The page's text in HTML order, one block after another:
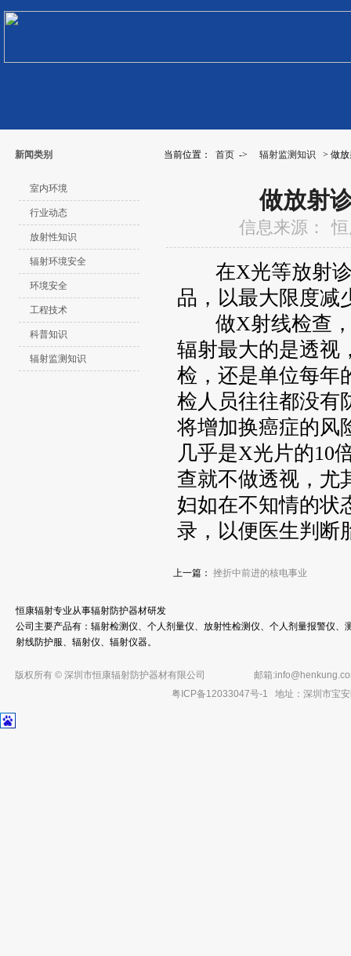
新闻类别 当前位置： 首页 -> 辐射监测知识 > 做
室内环境
行业动态
放射性知识
辐射环境安全
环境安全
工程技术
科普知识
辐射监测知识
做放射
信息来源：
在X光等放射诊
品，以最大限度减
做X射线检查，
辐射最大的是透视
检，还是单位每年
检人员往往都没有
将增加换癌症的风
几乎是X光片的10
查就不做透视，尤
妇如在不知情的状
录，以便医生判断
上一篇： 挫折中前进的核电事业
恒康辐射专业从事辐射防护器材研发
公司主要产品有：辐射检测仪、个人剂量仪、放射性检测仪、个人剂量报警仪
射线防护服、辐射仪、辐射仪器。
版权所有 © 深圳市恒康辐射防护器材有限公司 邮箱:
粤ICP备12033047号-1 地址：深圳市宝